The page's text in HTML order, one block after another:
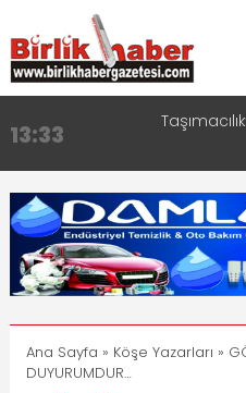
13:33
17:15
Aksaray OSB
16:00
Aksaray Esnaf
8:23
11:30
Birlikhaber.com
Ana Sayfa » Köşe Yazarları »
DUYURUMDUR…